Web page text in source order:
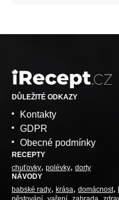
DŮLEŽITÉ ODKAZY
Kontakty
GDPR
Obecné podmínky
RECEPTY
chuťovky polévky dorty
NÁVODY
babské rady krása domácnost